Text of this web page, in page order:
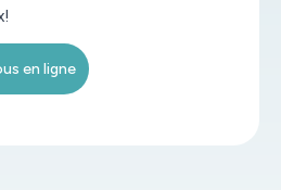
en ligne